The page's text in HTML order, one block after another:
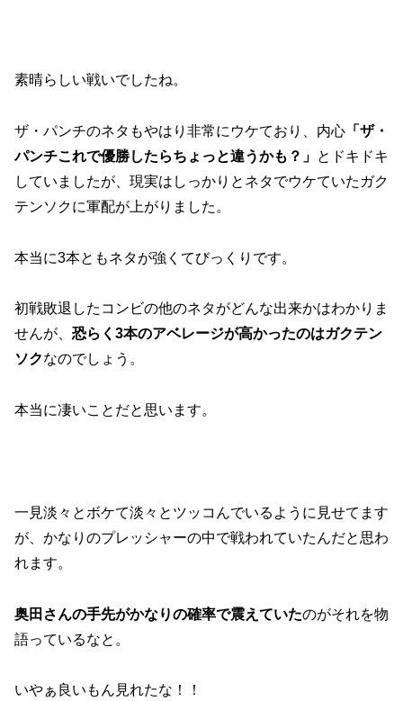
素晴らしい戦いでしたね。
ザ・パンチのネタもやはり非常にウケており、内心 「ザ・
パンチこれで優勝したらちょっと違うかも？」 とドキドキ
していましたが、現実はしっかりとネタでウケていたガク
テンソクに軍配が上がりました。
本当に3本ともネタが強くてびっくりです。
初戦敗退したコンビの他のネタがどんな出来かはわかりま
せんが、 恐らく3本のアベレージが高かったのはガクテン
ソクなのでしょう。
本当に凄いことだと思います。
一見淡々とボケて淡々とツッコんでいるように見せてます
が、かなりのプレッシャーの中で戦われていたんだと思わ
れます。
奥田さんの手先がかなりの確率で震えていたのがそれを物
語っているなと。
いやぁ良いもん見れたな！！